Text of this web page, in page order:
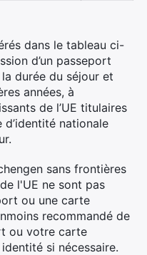
dans le tableau ci-
d’un passeport
durée du séjour et
années, à
de l’UE titulaires
d’identité nationale
sans frontières
l'UE ne sont pas
ou une carte
recommandé de
ou votre carte
si nécessaire.